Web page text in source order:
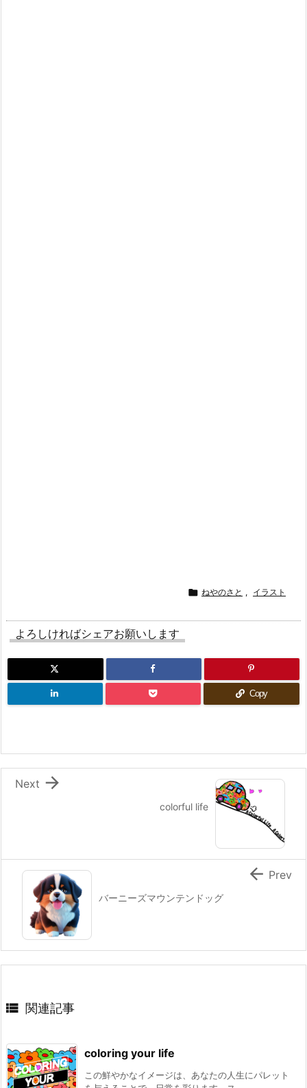
 ねやのさと , イラスト
よろしければシェアお願いします
Copy
colorful life

Next
バーニーズマウンテンドッグ
 Prev
 関連記事
coloring your life
この鮮やかなイメージは、あなたの人生にパレット